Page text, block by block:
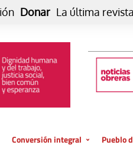
Donar La última revista
Conversión integral
Pueblo